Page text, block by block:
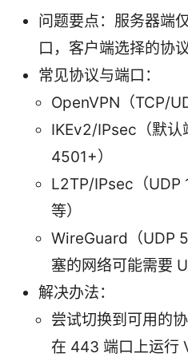
问题要点：服务器端
口，客户端选择的协
常见协议与端口：
OpenVPN（TCP/
IKEv2/IPsec（默认
4501+）
L2TP/IPsec（
等）
WireGuard（UDP
塞的网络可能需要
解决办法：
尝试切换到可用的
在 443 端口上运行